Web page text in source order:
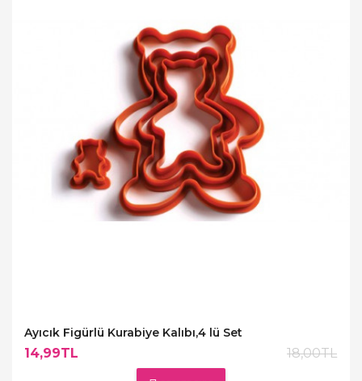
Ayıcık Figürlü Kurabiye Kalıbı,4 lü Set
14,99TL 18,00TL